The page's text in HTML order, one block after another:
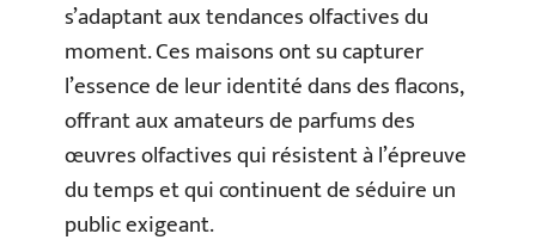
s’adaptant aux tendances olfactives du
moment. Ces maisons ont su capturer
l’essence de leur identité dans des flacons,
offrant aux amateurs de parfums des
œuvres olfactives qui résistent à l’épreuve
du temps et qui continuent de séduire un
public exigeant.